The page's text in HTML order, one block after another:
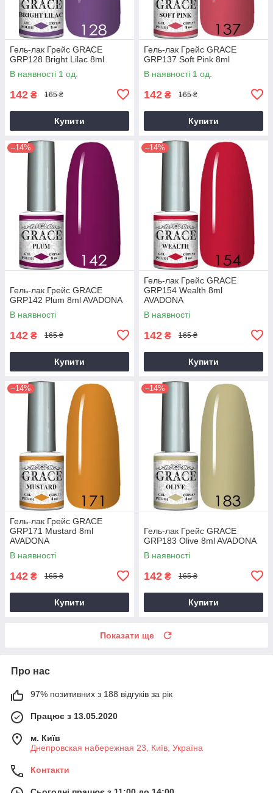
Гель-лак Грейс GRACE
GRP128 Bright Lilac 8ml
В наявності 1 од.
142 ₴ 165 ₴
Купити
Гель-лак Грейс GRACE
GRP137 Soft Pink 8ml
В наявності 1 од.
142 ₴ 165 ₴
Купити
–14%
Гель-лак Грейс GRACE
GRP142 Plum 8ml AVADONA
В наявності
142 ₴ 165 ₴
Купити
–14%
Гель-лак Грейс GRACE
GRP154 Wealth 8ml
AVADONA
В наявності
142 ₴ 165 ₴
Купити
–14%
Гель-лак Грейс GRACE
GRP171 Mustard 8ml
AVADONA
В наявності
142 ₴ 165 ₴
Купити
–14%
Гель-лак Грейс GRACE
GRP183 Olive 8ml AVADONA
В наявності
142 ₴ 165 ₴
Купити
Показати ще
Про нас
97% позитивних з 188 відгуків за рік
Працює з 13.05.2020
м. Київ
Днепровская набережная 23, Київ, Україна
Контакти